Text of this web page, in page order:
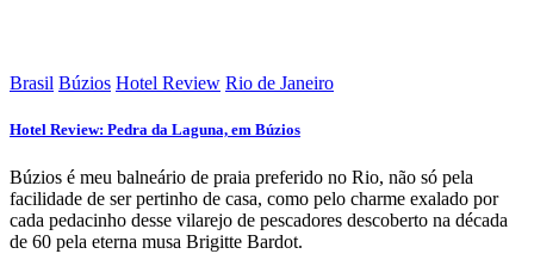
Brasil Búzios Hotel Review Rio de Janeiro
Hotel Review: Pedra da Laguna, em Búzios
Búzios é meu balneário de praia preferido no Rio, não só pela
facilidade de ser pertinho de casa, como pelo charme exalado por
cada pedacinho desse vilarejo de pescadores descoberto na década
de 60 pela eterna musa Brigitte Bardot.